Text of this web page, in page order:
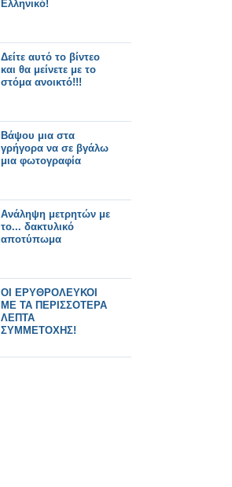
Ελληνικό!
Δείτε αυτό το βίντεο
και θα μείνετε με το
στόμα ανοικτό!!!
Βάψου μια στα
γρήγορα να σε βγάλω
μια φωτογραφία
Ανάληψη μετρητών με
το... δακτυλικό
αποτύπωμα
ΟΙ ΕΡΥΘΡΟΛΕΥΚΟΙ
ΜΕ ΤΑ ΠΕΡΙΣΣΟΤΕΡΑ
ΛΕΠΤΑ
ΣΥΜΜΕΤΟΧΗΣ!